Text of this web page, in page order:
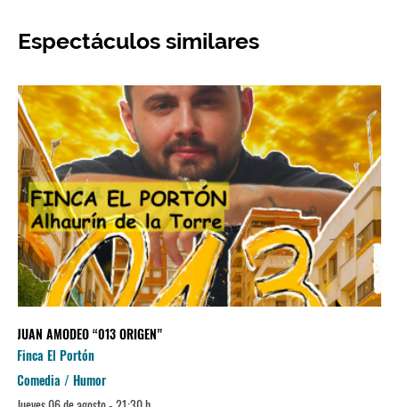
Espectáculos similares
JUAN AMODEO “013 ORIGEN”
Finca El Portón
Comedia / Humor